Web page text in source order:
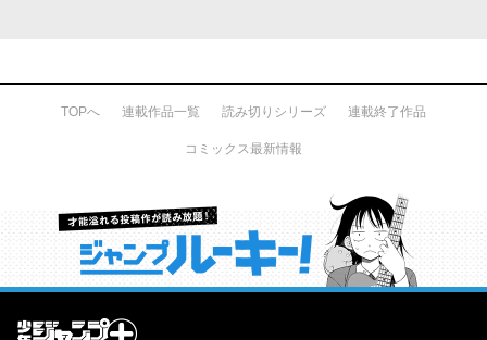
TOPへ 連載作品一覧 読み切りシリーズ 連載終了作品
コミックス最新情報
才能溢れる投稿作が読み放題！ ジャンプルーキー！